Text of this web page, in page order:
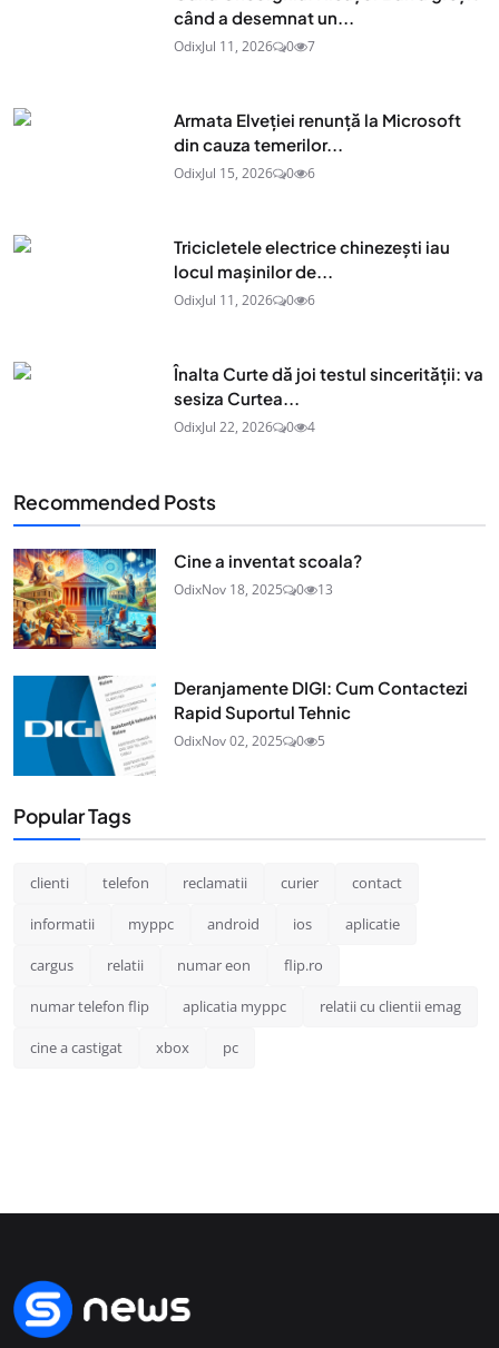
când a desemnat un...
OdixJul 11, 2026 0 7
Armata Elveției renunță la Microsoft
din cauza temerilor...
OdixJul 15, 2026 0 6
Tricicletele electrice chinezești iau
locul mașinilor de...
OdixJul 11, 2026 0 6
Înalta Curte dă joi testul sincerității: va
sesiza Curtea...
OdixJul 22, 2026 0 4
Recommended Posts
Cine a inventat scoala?
OdixNov 18, 2025 0 13
Deranjamente DIGI: Cum Contactezi
Rapid Suportul Tehnic
OdixNov 02, 2025 0 5
Popular Tags
clienti telefon reclamatii curier contact
informatii myppc android ios aplicatie
cargus relatii numar eon flip.ro
numar telefon flip aplicatia myppc relatii cu clientii emag
cine a castigat xbox pc